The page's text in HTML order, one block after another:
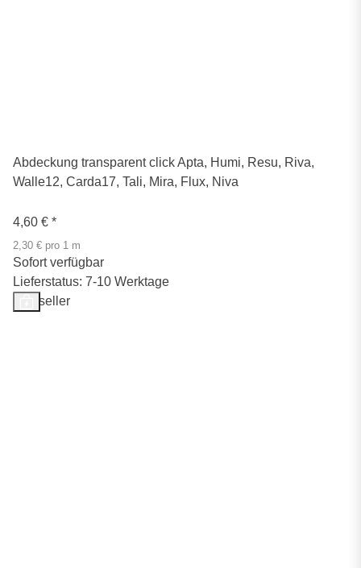
Abdeckung transparent click Apta, Humi, Resu, Riva,
Walle12, Carda17, Tali, Mira, Flux, Niva
4,60 € *
2,30 € pro 1 m
Sofort verfügbar
Lieferstatus: 7-10 Werktage
Bestseller